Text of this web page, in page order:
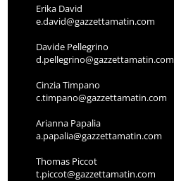
Erika David
e.david@gazzettamatin.com
Davide Pellegrino
d.pellegrino@gazzettamatin.com
Cinzia Timpano
c.timpano@gazzettamatin.com
Arianna Papalia
a.papalia@gazzettamatin.com
Thomas Piccot
t.piccot@gazzettamatin.com